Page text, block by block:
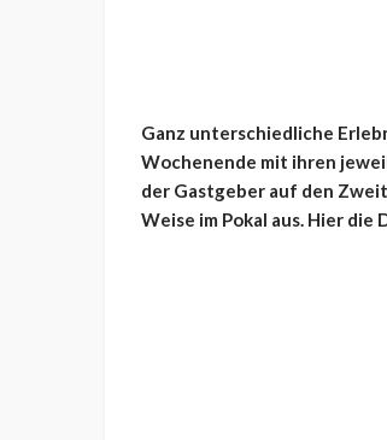
Ganz unterschiedliche
Wochenende mit ihren
der Gastgeber auf den
Weise im Pokal aus. Hier die